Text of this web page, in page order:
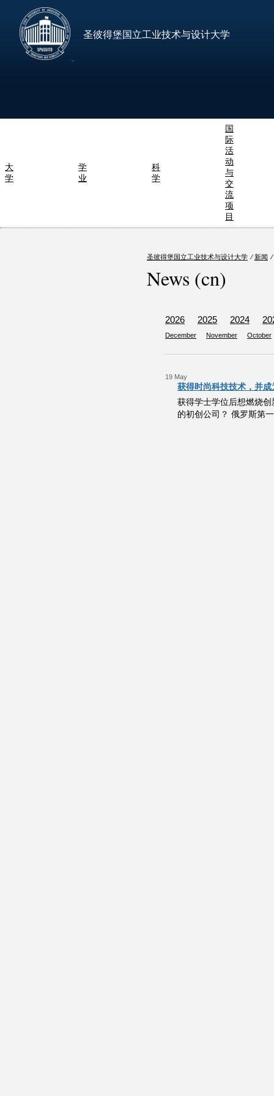
圣彼得堡国立工业技术与设计大学
大
学
学
业
科
学
国
际
活
动
与
交
流
项
目
圣彼得堡国立工业技术与设计大学 ⁄ 新闻 ⁄
News (cn)
2026 2025 2024
December November October
19 May
获得时尚科技技术，并
获得学士学位后想燃烧
的初创公司？ 俄罗斯第